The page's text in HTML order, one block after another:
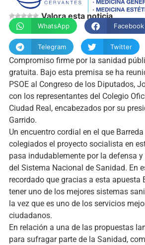
Valora esta noticia
WhatsApp Facebook
Telegram Twitter
Compromiso firme por la sanidad
gratuita. Bajo esta premisa se ha
PSOE al Congreso de los Diputados,
con los representantes del Colegio
Ciudad Real, encabezados por su
Garrido.
Un encuentro cordial en el que
colegiados el proyecto socialista en
pasa indudablemente por la defensa
del Sistema Nacional de Sanidad. En
recordado que gracias a esta apuesta
tener uno de los mejores sistemas
la vez que es uno de los servicios
ciudadanos.
En relación a una de las propuestas
para sufragar parte de la Sanidad,